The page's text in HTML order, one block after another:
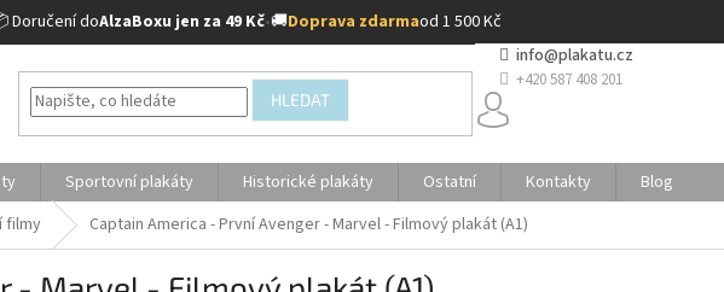
Doručení doAlzaBoxu jen za 49 Kč•🚚Doprava zdarmaod 1 500 Kč
HLEDAT
+420 587 408 201
info@plakatu.cz
Sportovní plakáty Historické plakáty Ostatní Kontakty
Blog
filmy Captain America - První Avenger - Marvel - Filmový plakát (A1)